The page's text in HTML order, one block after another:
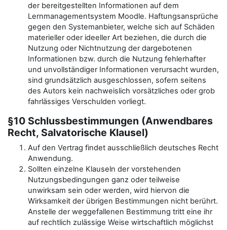
der bereitgestellten Informationen auf dem
Lernmanagementsystem Moodle. Haftungsansprüche
gegen den Systemanbieter, welche sich auf Schäden
materieller oder ideeller Art beziehen, die durch die
Nutzung oder Nichtnutzung der dargebotenen
Informationen bzw. durch die Nutzung fehlerhafter
und unvollständiger Informationen verursacht wurden,
sind grundsätzlich ausgeschlossen, sofern seitens
des Autors kein nachweislich vorsätzliches oder grob
fahrlässiges Verschulden vorliegt.
§10 Schlussbestimmungen (Anwendbares
Recht, Salvatorische Klausel)
Auf den Vertrag findet ausschließlich deutsches Recht
Anwendung.
Sollten einzelne Klauseln der vorstehenden
Nutzungsbedingungen ganz oder teilweise
unwirksam sein oder werden, wird hiervon die
Wirksamkeit der übrigen Bestimmungen nicht berührt.
Anstelle der weggefallenen Bestimmung tritt eine ihr
auf rechtlich zulässige Weise wirtschaftlich möglichst